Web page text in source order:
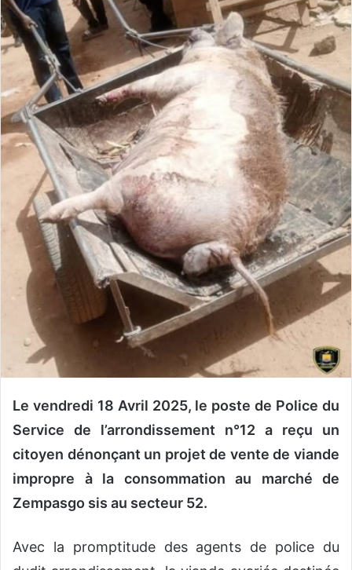
e
r
u
n
o
u
r
r
i
l
Le vendredi 18 Avril 2025, le poste de Police du
Service de l’arrondissement n°12 a reçu un
citoyen dénonçant un projet de vente de viande
impropre à la consommation au marché de
Zempasgo sis au secteur 52.
Avec la promptitude des agents de police du